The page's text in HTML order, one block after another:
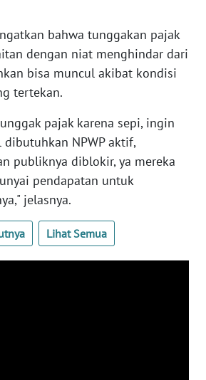
bahwa tunggakan pajak
dengan niat menghindar dari
bisa muncul akibat kondisi
tertekan.
pajak karena sepi, ingin
NPWP aktif,
publiknya diblokir, ya mereka
pendapatan untuk
jelasnya.
Lihat Semua